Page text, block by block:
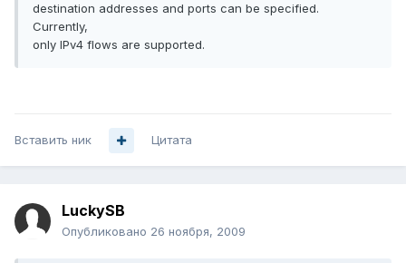
destination addresses and ports can be specified.
Currently,
only IPv4 flows are supported.
Вставить ник Цитата
LuckySB
Опубликовано 26 ноября, 2009